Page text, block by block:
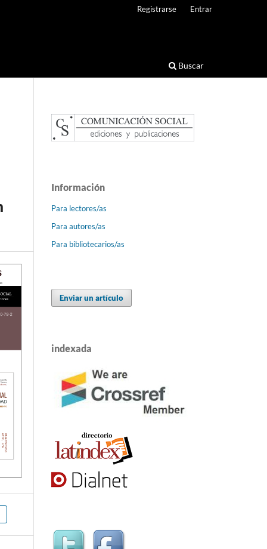
Buscar
Registrarse Entrar
Información
Para lectores/as
Para autores/as
Para bibliotecarios/as
Enviar un artículo
indexada